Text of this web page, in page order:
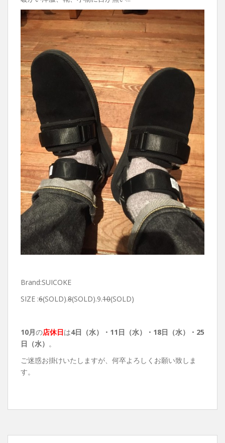
Brand:SUICOKE
SIZE :6(SOLD).8(SOLD).9.10(SOLD)
10月の店休日は4日（水）
・11日（水）・18日（水）・25
日（水） 。
ご迷惑お掛けいたしますが、何卒よろしくお願い致しま
す。